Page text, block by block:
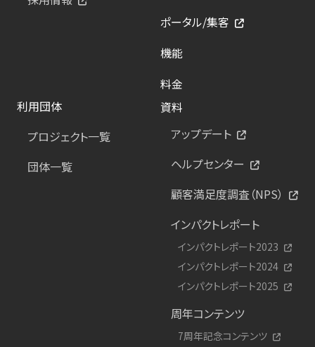
ポータル/集客
機能
料金
利用団体
プロジェクト一覧
団体一覧
資料
アップデート
ヘルプセンター
顧客満足度調査（NPS）
インパクトレポート
インパクトレポート2023
インパクトレポート2024
インパクトレポート2025
周年コンテンツ
7周年記念コンテンツ